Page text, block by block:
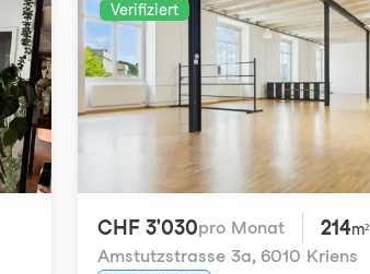
Verifiziert
CHF 3'030pro Monat 214m²
Amstutzstrasse 3a, 6010 Kriens